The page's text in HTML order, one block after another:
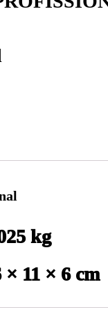
kg
× 11 × 6 cm